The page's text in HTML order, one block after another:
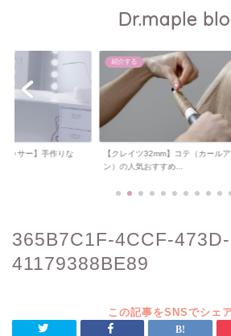
Dr.maple
ッサー】手作りな
紹介する
【クレイツ32mm】コテ（カール
ン）の人気おすすめ...
365B7C1F-4CCF-
41179388BE89